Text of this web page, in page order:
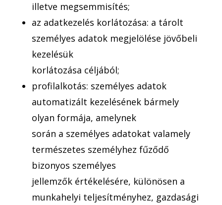
illetve megsemmisítés;
az adatkezelés korlátozása: a tárolt
személyes adatok megjelölése jövőbeli
kezelésük
korlátozása céljából;
profilalkotás: személyes adatok
automatizált kezelésének bármely
olyan formája, amelynek
során a személyes adatokat valamely
természetes személyhez fűződő
bizonyos személyes
jellemzők értékelésére, különösen a
munkahelyi teljesítményhez, gazdasági